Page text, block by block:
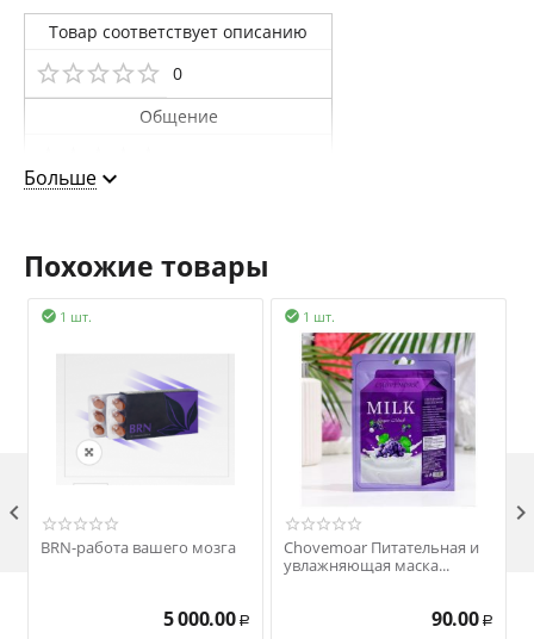
Товар соответствует описанию
0
Общение
Больше
Похожие товары
1 шт.

BRN-работа вашего мозга
5 000.00 Р
1 шт.

Chovemoar Питательная и
увлажняющая маска...
90.00 Р
 